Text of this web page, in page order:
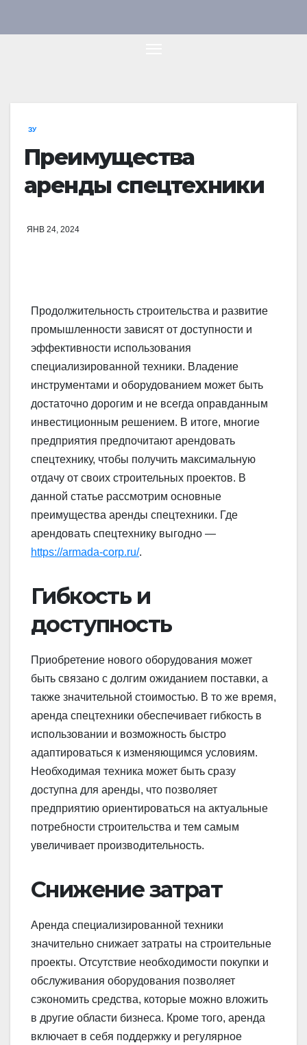
ЗУ
Преимущества
аренды спецтехники
ЯНВ 24, 2024
Продолжительность строительства и развитие
промышленности зависят от доступности и
эффективности использования
специализированной техники. Владение
инструментами и оборудованием может быть
достаточно дорогим и не всегда оправданным
инвестиционным решением. В итоге, многие
предприятия предпочитают арендовать
спецтехнику, чтобы получить максимальную
отдачу от своих строительных проектов. В
данной статье рассмотрим основные
преимущества аренды спецтехники. Где
арендовать спецтехнику выгодно —
https://armada-corp.ru/.
Гибкость и
доступность
Приобретение нового оборудования может
быть связано с долгим ожиданием поставки, а
также значительной стоимостью. В то же время,
аренда спецтехники обеспечивает гибкость в
использовании и возможность быстро
адаптироваться к изменяющимся условиям.
Необходимая техника может быть сразу
доступна для аренды, что позволяет
предприятию ориентироваться на актуальные
потребности строительства и тем самым
увеличивает производительность.
Снижение затрат
Аренда специализированной техники
значительно снижает затраты на строительные
проекты. Отсутствие необходимости покупки и
обслуживания оборудования позволяет
сэкономить средства, которые можно вложить
в другие области бизнеса. Кроме того, аренда
включает в себя поддержку и регулярное